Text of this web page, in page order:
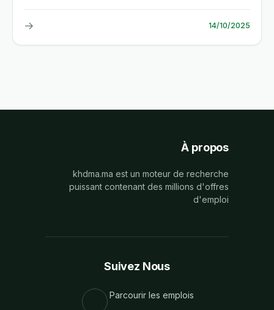
tourisme lance un...
14/10/2025
À propos
khdma.ma est un moteur de recherche
puissant contenant des millions d'offres
d'emploi
Suivez Nous
Parcourir les emplois